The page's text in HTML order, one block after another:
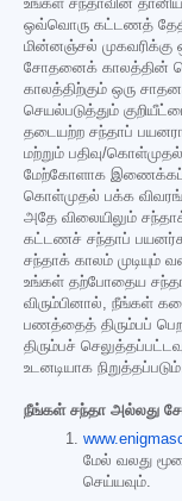
உங்கள் சந்தாவின்
ஒவ்வொரு கட்டணத்
மின்னஞ்சல் முகவரிக்கு
சோதனைக் காலத்தின்
காலத்திற்கும் ஒரு
செயல்படுத்தும்
தடையற்ற சந்தாப்
மற்றும் பதிவு/
மேற்கோளாக
கொள்முதல் பக்க
அதே விலையிலும்
கட்டணச் சந்தாப்
சந்தாக் காலம் முடியும்
உங்கள் தற்போதைய
விரும்பினால், நீங்கள்
பணத்தைத் திரும்பப்
திரும்பச்
உடனடியாக
நீங்கள் சந்தா அல்லது
மேல் வலது
செய்யவும்.